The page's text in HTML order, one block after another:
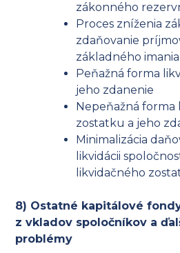
zákonného
Proces zníženia
zdaňovanie
základného imania
Peňažná forma
jeho zdanenie
Nepeňažná forma
zostatku a jeho
Minimalizácia
likvidácii
likvidačného
8) Ostatné kapitálové
z vkladov spoločníkov a
problémy